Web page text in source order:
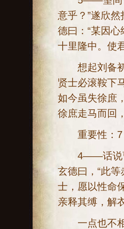
意乎？”遂欣
德曰：“某因
十里隆中。使
想起刘备初
贤士必滚鞍下
如今虽失徐庶
徐庶走马而回
重要性：7
4——话说曹
玄德曰，“此
士，愿以性命
亲释其缚，解
一点也不相